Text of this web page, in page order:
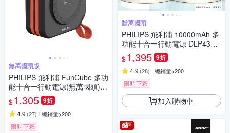
無萬國頭版
PHILIPS 飛利浦 FunCube 多功
能十合一行動電源(無萬國頭)
[特殺]
$1,305 9折
4.9 (27) 總銷量>200
限時下殺
贈萬國頭
PHILIPS 飛利浦 10000mAh 多
功能十合一行動電源 DLP4347
C[特殺]
$1,395 9折
4.9 (28) 總銷量>200
限時下殺
加入購物車